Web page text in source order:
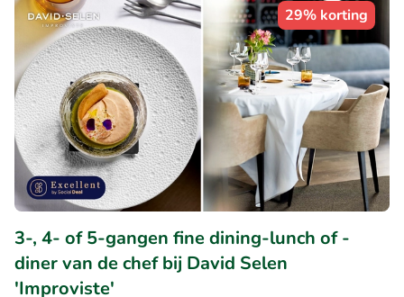
29% korting
3-, 4- of 5-gangen fine dining-lunch of -
diner van de chef bij David Selen
'Improviste'